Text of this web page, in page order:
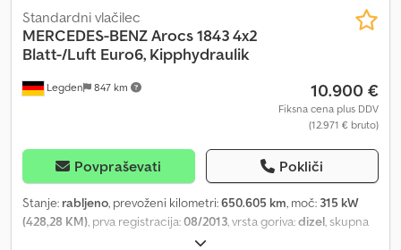
Legden 847 km
Standardni vlačilec
MERCEDES-BENZArocs 1843 4x2
Blatt-/Luft Euro6, Kipphydraulik
10.900 €
Fiksna cena plus DDV
(12.971 € bruto)
Povpraševati Pokliči
Stanje: rabljeno, prevoženi kilometri:650.605 km, moč: 315 kW
(428,28 KM), prva registracija:08/2013, vrsta goriva:dizel, skupna
, konfiguracija osi: